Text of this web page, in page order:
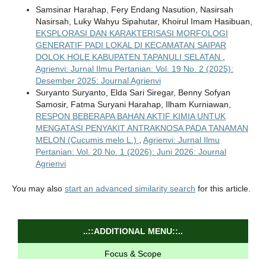
Samsinar Harahap, Fery Endang Nasution, Nasirsah
Nasirsah, Luky Wahyu Sipahutar, Khoirul Imam Hasibuan,
EKSPLORASI DAN KARAKTERISASI MORFOLOGI
GENERATIF PADI LOKAL DI KECAMATAN SAIPAR
DOLOK HOLE KABUPATEN TAPANULI SELATAN
Agrienvi: Jurnal Ilmu Pertanian: Vol. 19 No. 2 (2025):
Desember 2025: Journal Agrienvi
Suryanto Suryanto, Elda Sari Siregar, Benny Sofyan
Samosir, Fatma Suryani Harahap, Ilham Kurniawan,
RESPON BEBERAPA BAHAN AKTIF KIMIA UNTUK
MENGATASI PENYAKIT ANTRAKNOSA PADA TANAMAN
MELON (Cucumis melo L.)
Agrienvi: Jurnal Ilmu
Pertanian: Vol. 20 No. 1 (2026): Juni 2026: Journal
Agrienvi
You may also start an advanced similarity search for this article.
..::ADDITIONAL MENU::..
Focus & Scope